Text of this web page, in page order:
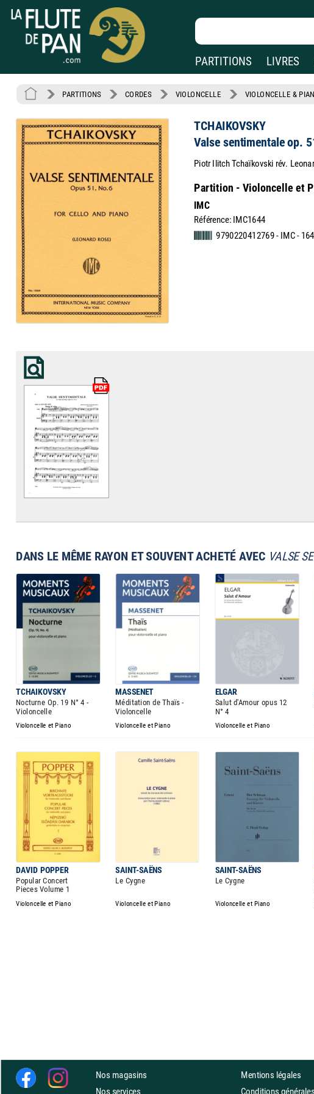
PARTITIONS LIVRES
PARTITIONS CORDES VIOLONCELLE VIOLONCELLE &
TCHAIKOVSKY
Valse sentimentale op.
Piotr Ilitch Tchaïkovski rév.
Partition - Violoncelle et
IMC
Référence: IMC1644
9790220412769 - IMC -
DANS LE MÊME RAYON ET SOUVENT ACHETÉ AVEC VALSE
TCHAIKOVSKY MASSENET ELGAR
Nocturne Op. 19 N° 4 -
Violoncelle
Méditation de Thaïs -
Violoncelle
Salut d'Amour opus 12
N° 4
Violoncelle et Piano Violoncelle et Piano Violoncelle et Piano
DAVID POPPER SAINT-SAËNS SAINT-SAËNS
Popular Concert
Pieces Volume 1
Le Cygne Le Cygne
Violoncelle et Piano Violoncelle et Piano Violoncelle et Piano
Nos magasins
Nos services
Mentions légales
Conditions